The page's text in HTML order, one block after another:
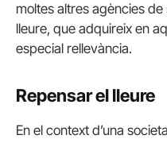
moltes altres agències de
lleure, que adquireix en
especial rellevància.
Repensar el lleure
En el context d’una